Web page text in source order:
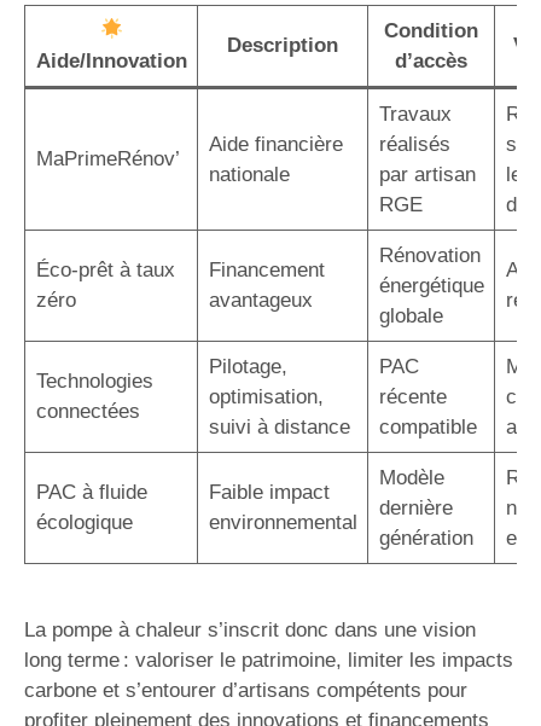
Aide/Innovation
Description
Condition
d’accès
MaPrimeRénov’
Aide financière
nationale
Travaux
réalisés
par artisan
RGE
le
Éco-prêt à taux
zéro
Financement
avantageux
Rénovation
énergétique
globale
Technologies
connectées
Pilotage,
optimisation,
suivi à distance
PAC
récente
compatible
PAC à fluide
écologique
Faible impact
environnemental
Modèle
dernière
génération
La pompe à chaleur s’inscrit donc dans une vision
long terme : valoriser le patrimoine, limiter les impacts
carbone et s’entourer d’artisans compétents pour
profiter pleinement des innovations et financements